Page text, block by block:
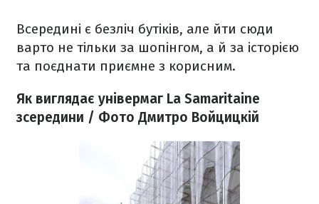
Всередині є безліч бутіків, але йти сюди
варто не тільки за шопінгом, а й за історією
та поєднати приємне з корисним.
Як виглядає універмаг La Samaritaine
зсередини / Фото Дмитро Войцицкій